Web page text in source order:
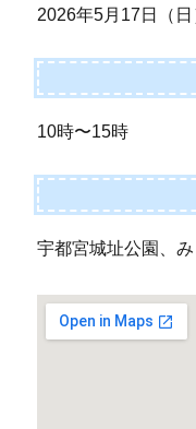
2026年5月17日（日
10時〜15時
宇都宮城址公園、